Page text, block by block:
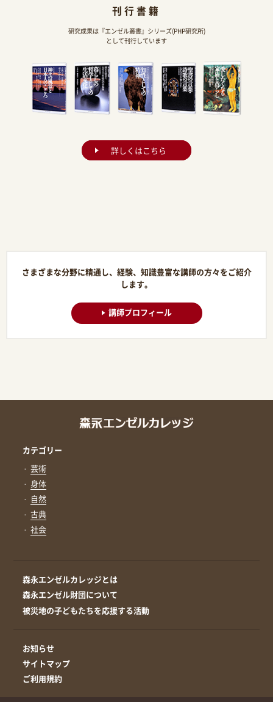
刊行書籍
研究成果は『エンゼル叢書』シリーズ(PHP研究所)
として刊行しています
詳しくはこちら
さまざまな分野に精通し、経験、知識豊富な講師の方々をご紹介
します。
講師プロフィール
カテゴリー
芸術
身体
自然
古典
社会
森永エンゼルカレッジとは
森永エンゼル財団について
被災地の子どもたちを応援する活動
お知らせ
サイトマップ
ご利用規約